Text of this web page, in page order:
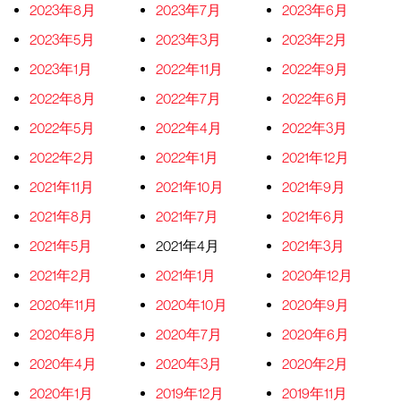
2023年8月
2023年7月
2023年6月
2023年5月
2023年3月
2023年2月
2023年1月
2022年11月
2022年9月
2022年8月
2022年7月
2022年6月
2022年5月
2022年4月
2022年3月
2022年2月
2022年1月
2021年12月
2021年11月
2021年10月
2021年9月
2021年8月
2021年7月
2021年6月
2021年5月
2021年4月
2021年3月
2021年2月
2021年1月
2020年12月
2020年11月
2020年10月
2020年9月
2020年8月
2020年7月
2020年6月
2020年4月
2020年3月
2020年2月
2020年1月
2019年12月
2019年11月